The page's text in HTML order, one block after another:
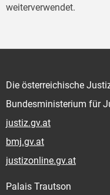
weiterverwendet.
Die österreichische
Bundesministerium für
justiz.gv.at
bmj.gv.at
justizonline.gv.at
Palais Trautson